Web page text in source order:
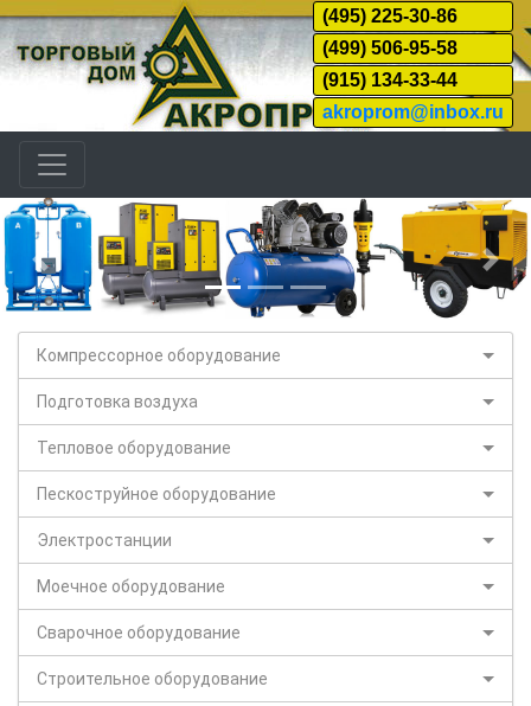
(495) 225-30-86
(499) 506-95-58
(915) 134-33-44
akroprom@inbox.ru
Назад
Компрессорное оборудование
Подготовка воздуха
Тепловое оборудование
Пескоструйное оборудование
Электростанции
Моечное оборудование
Сварочное оборудование
Строительное оборудование